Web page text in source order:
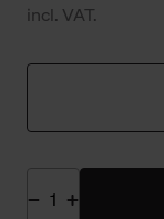
incl. VAT.